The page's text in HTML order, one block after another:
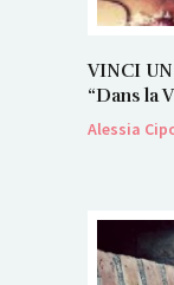
VINCI
“Dans la
Alessia